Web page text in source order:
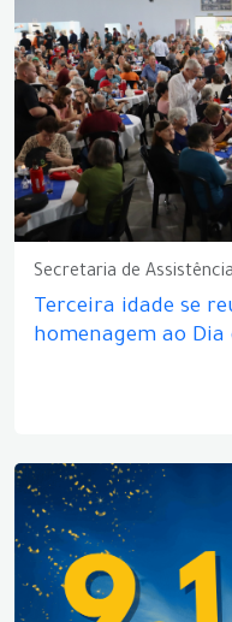
Secretaria de
Terceira idade se
homenagem ao Dia